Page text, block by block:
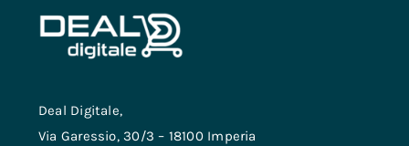
Deal Digitale,
Via Garessio, 30/3 – 18100 Imperia